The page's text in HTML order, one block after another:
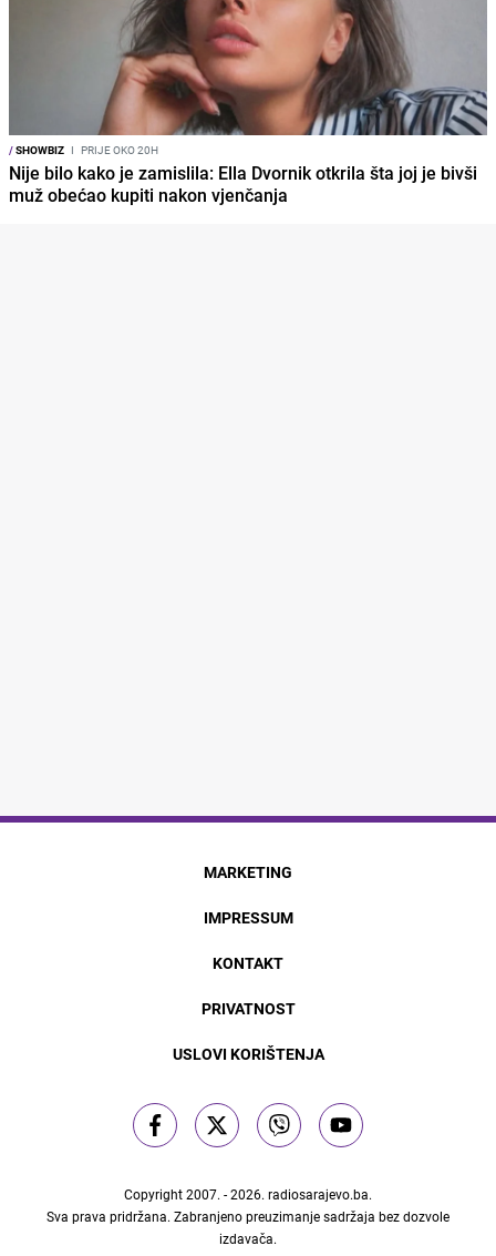
/SHOWBIZ I PRIJE OKO 20H
Nije bilo kako je zamislila: Ella Dvornik otkrila šta joj je bivši
muž obećao kupiti nakon vjenčanja
MARKETING
IMPRESSUM
KONTAKT
PRIVATNOST
USLOVI KORIŠTENJA
Copyright 2007. - 2026. radiosarajevo.ba.
Sva prava pridržana. Zabranjeno preuzimanje sadržaja bez dozvole
izdavača.